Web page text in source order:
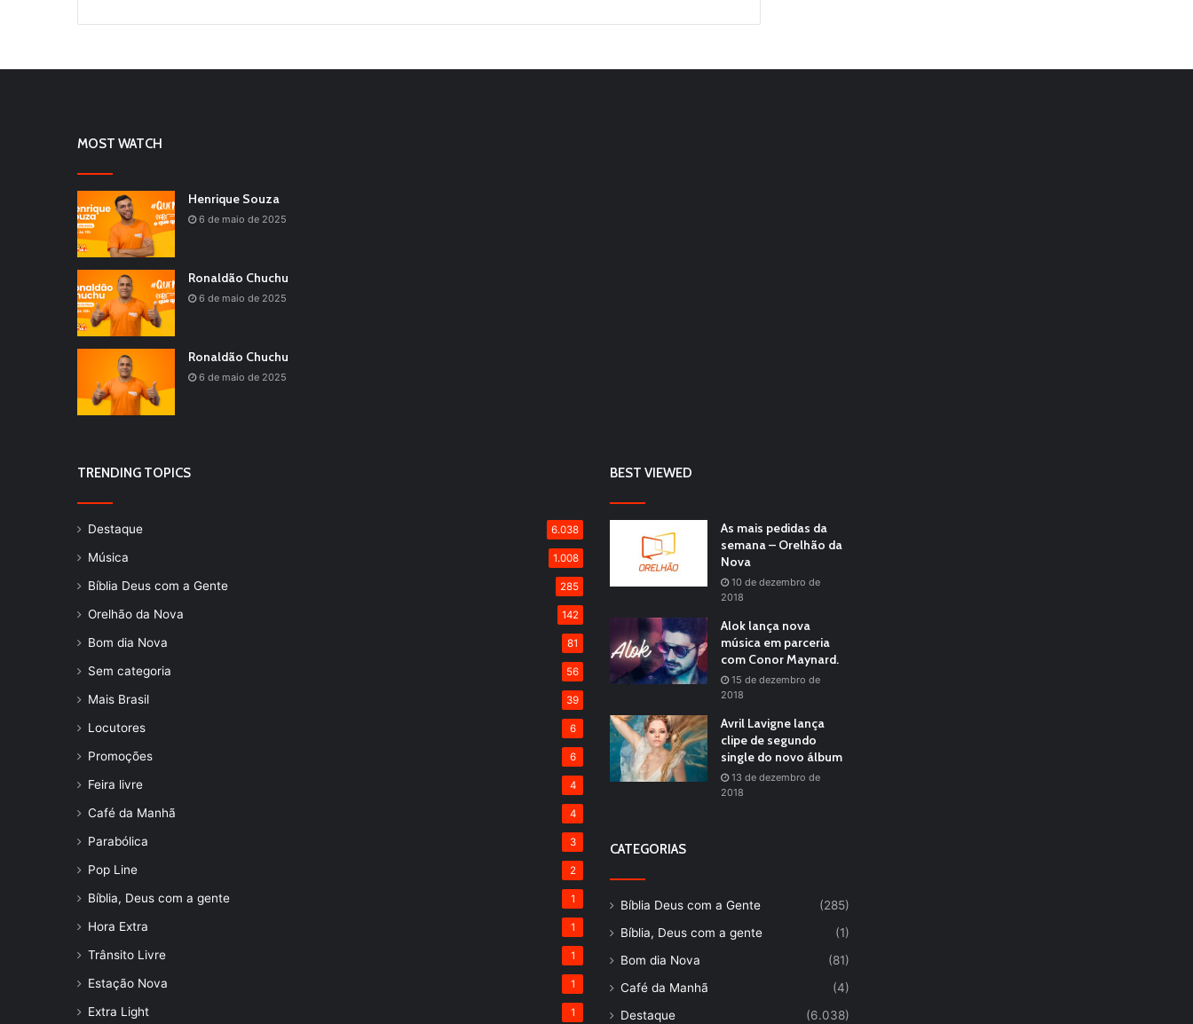
MOST WATCH
Henrique Souza
6 de maio de 2025
Ronaldão Chuchu
6 de maio de 2025
Ronaldão Chuchu
6 de maio de 2025
TRENDING TOPICS
Destaque 6.038
Música 1.008
Bíblia Deus com a Gente 285
Orelhão da Nova 142
Bom dia Nova 81
Sem categoria 56
Mais Brasil 39
Locutores 6
Promoções 6
Feira livre 4
Café da Manhã 4
Parabólica 3
Pop Line 2
Bíblia, Deus com a gente 1
Hora Extra 1
Trânsito Livre 1
Estação Nova 1
Extra Light 1
BEST VIEWED
As mais pedidas da
semana – Orelhão da
Nova
10 de dezembro de
2018
Alok lança nova
música em parceria
com Conor Maynard.
15 de dezembro de
2018
Avril Lavigne lança
clipe de segundo
single do novo álbum
13 de dezembro de
2018
CATEGORIAS
Bíblia Deus com a Gente
(285)
Bíblia, Deus com a gente
(1)
Bom dia Nova
(81)
Café da Manhã
(4)
Destaque
(6.038)